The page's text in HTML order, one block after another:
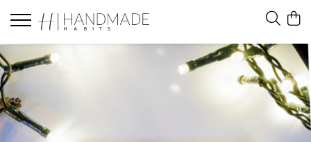
Felicitari
Felicitari white
Felicitari black
Felicitari brown